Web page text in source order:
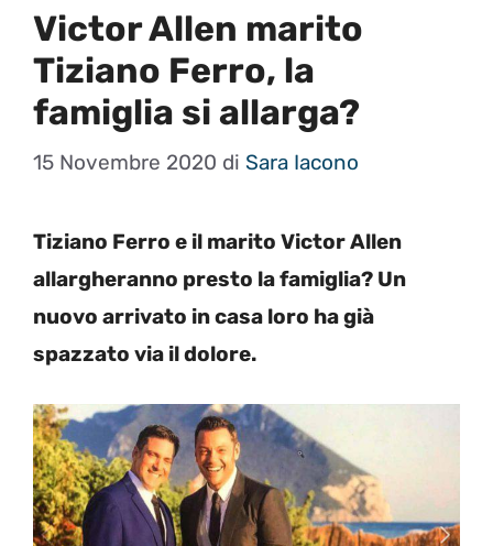
Victor Allen marito
Tiziano Ferro, la
famiglia si allarga?
15 Novembre 2020 di Sara Iacono
Tiziano Ferro e il marito Victor Allen
allargheranno presto la famiglia? Un
nuovo arrivato in casa loro ha già
spazzato via il dolore.